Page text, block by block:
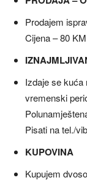
Prodajem
Cijena – 80
Izdaje se kuća
vremenski
Pisati na tel./
KUPOVINA
Kupujem